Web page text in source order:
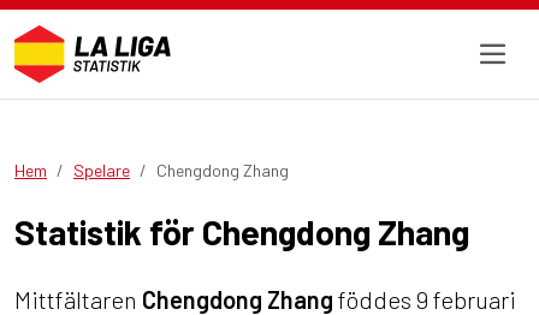
Hem Spelare Chengdong Zhang
Statistik för Chengdong Zhang
Mittfältaren Chengdong Zhang föddes 9 februari